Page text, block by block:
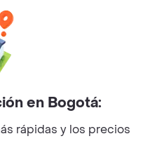
en Bogotá:
rápidas y los precios